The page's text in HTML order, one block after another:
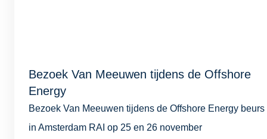
Bezoek Van Meeuwen tijdens de Offshore
Energy
Bezoek Van Meeuwen tijdens de Offshore Energy beurs
in Amsterdam RAI op 25 en 26 november